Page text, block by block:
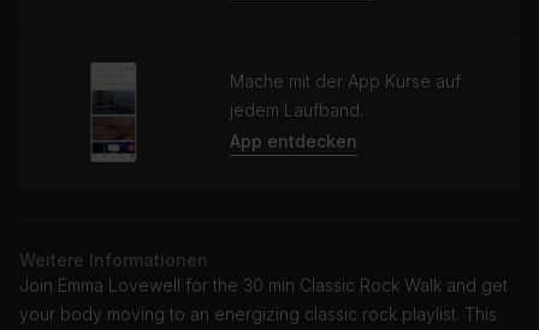
Mache mit der App Kurse auf
jedem Laufband.
App entdecken
Weitere Informationen
Join Emma Lovewell for the 30 min Classic Rock Walk and get
your body moving to an energizing classic rock playlist. This